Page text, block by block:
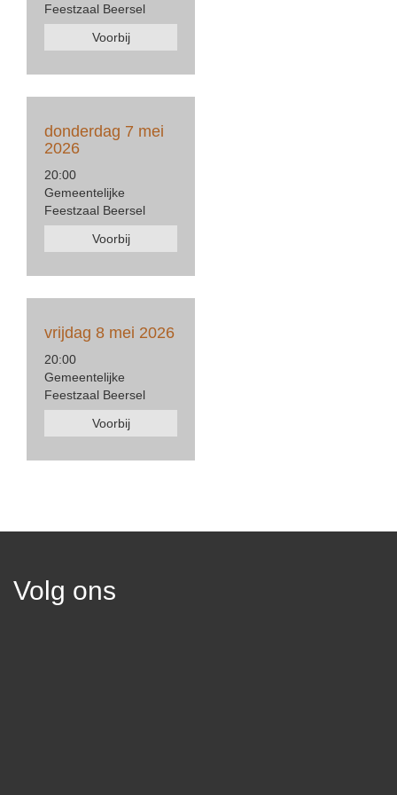
Feestzaal Beersel
Voorbij
donderdag 7 mei
2026
20:00
Gemeentelijke
Feestzaal Beersel
Voorbij
vrijdag 8 mei 2026
20:00
Gemeentelijke
Feestzaal Beersel
Voorbij
Volg ons